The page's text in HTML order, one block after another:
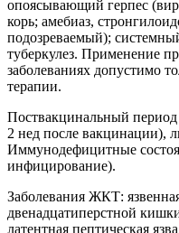
опоясывающий герпес
корь; амебиаз,
подозреваемый);
туберкулез. Применение
заболеваниях допустимо
терапии.
Поствакцинальный
2 нед после вакцинации),
Иммунодефицитные
инфицирование).
Заболевания ЖКТ:
двенадцатиперстной
латентная пептическая